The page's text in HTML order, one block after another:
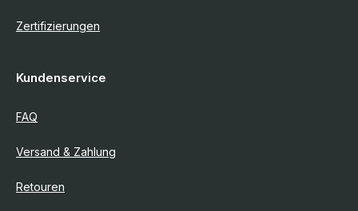
Zertifizierungen
Kundenservice
FAQ
Versand & Zahlung
Retouren